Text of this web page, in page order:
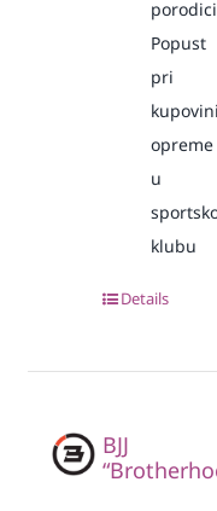
Popust
pri
kupovini
opreme
u
klubu
Details
BJJ